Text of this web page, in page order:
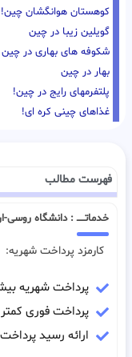
کوهستان هوانگشان چین!
گویلین زیبا در چین
شکوفه های بهاری در چین
بهار در چین
پلتفرمهای رایج در چین!
غذاهای چینی کره ای!
فهرست مطالب
خدماتـــــ : دانشگاه روسی-
کارمزد پرداخت شهریه:
پرداخت شهریه بیش از
پرداخت فوری کمتر از 30
ارائه رسید